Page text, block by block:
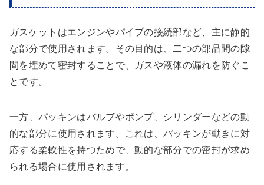
ガスケットはエンジンやパイプの接続部など、主に静的
な部分で使用されます。その目的は、二つの部品間の隙
間を埋めて密封することで、ガスや液体の漏れを防ぐこ
とです。
一方、パッキンはバルブやポンプ、シリンダーなどの動
的な部分に使用されます。これは、パッキンが動きに対
応する柔軟性を持つためで、動的な部分での密封が求め
られる場合に使用されます。